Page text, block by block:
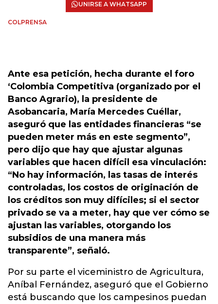
UNIRSE A WHATSAPP
COLPRENSA
Ante esa petición, hecha durante el foro
‘Colombia Competitiva (organizado por el
Banco Agrario), la presidente de
Asobancaria, María Mercedes Cuéllar,
aseguró que las entidades financieras “se
pueden meter más en este segmento”,
pero dijo que hay que ajustar algunas
variables que hacen difícil esa vinculación:
“No hay información, las tasas de interés
controladas, los costos de originación de
los créditos son muy difíciles; si el sector
privado se va a meter, hay que ver cómo se
ajustan las variables, otorgando los
subsidios de una manera más
transparente”, señaló.
Por su parte el viceministro de Agricultura,
Aníbal Fernández, aseguró que el Gobierno
está buscando que los campesinos puedan